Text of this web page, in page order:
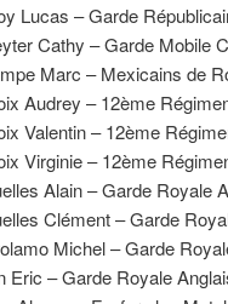
Lucas – Garde
Cathy – Garde Mobile
Marc – Mexicains de
Audrey – 12ème
Valentin – 12ème
Virginie – 12ème
Alain – Garde Royale
Clément – Garde
Michel – Garde
Eric – Garde Royale